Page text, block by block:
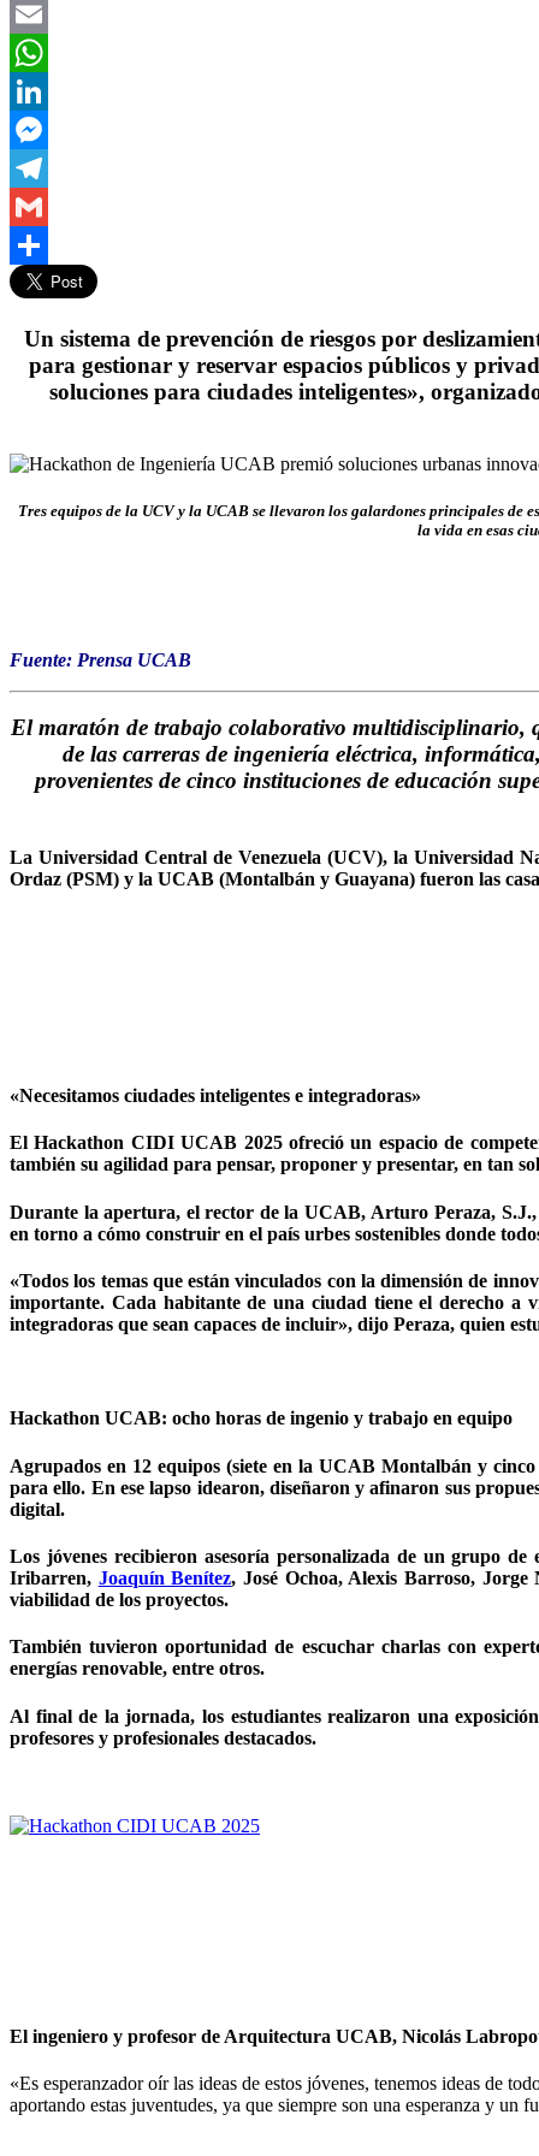
Twitter
Email
WhatsApp
LinkedIn
Messenger
Telegram
Gmail
Compartir
Un sistema de prevención de riesgos por
para gestionar y reservar espacios públicos y
soluciones para ciudades inteligentes»,
Tres equipos de la UCV y la UCAB se llevaron los galardones principales de
la vida en esas
Fuente: Prensa UCAB
El maratón de trabajo colaborativo multidisciplinario,
de las carreras de ingeniería eléctrica,
provenientes de cinco instituciones de educación
La Universidad Central de Venezuela (UCV), la Universidad
Ordaz (PSM) y la UCAB (Montalbán y Guayana) fueron las
«Necesitamos ciudades inteligentes e integradoras»
El Hackathon CIDI UCAB 2025 ofreció un espacio de
también su agilidad para pensar, proponer y presentar, en tan
Durante la apertura, el rector de la UCAB, Arturo Peraza, S.J.,
en torno a cómo construir en el país urbes sostenibles donde
«Todos los temas que están vinculados con la dimensión de
importante. Cada habitante de una ciudad tiene el derecho a
integradoras que sean capaces de incluir», dijo Peraza, quien
Hackathon UCAB: ocho horas de ingenio y trabajo en equipo
Agrupados en 12 equipos (siete en la UCAB Montalbán y
para ello. En ese lapso idearon, diseñaron y afinaron sus
digital.
Los jóvenes recibieron asesoría personalizada de un grupo
Iribarren, Joaquín Benítez, José Ochoa, Alexis Barroso, Jorge
viabilidad de los proyectos.
También tuvieron oportunidad de escuchar charlas con
energías renovable, entre otros.
Al final de la jornada, los estudiantes realizaron una
profesores y profesionales destacados.
El ingeniero y profesor de Arquitectura UCAB, Nicolás
«Es esperanzador oír las ideas de estos jóvenes, tenemos ideas de
aportando estas juventudes, ya que siempre son una esperanza y un